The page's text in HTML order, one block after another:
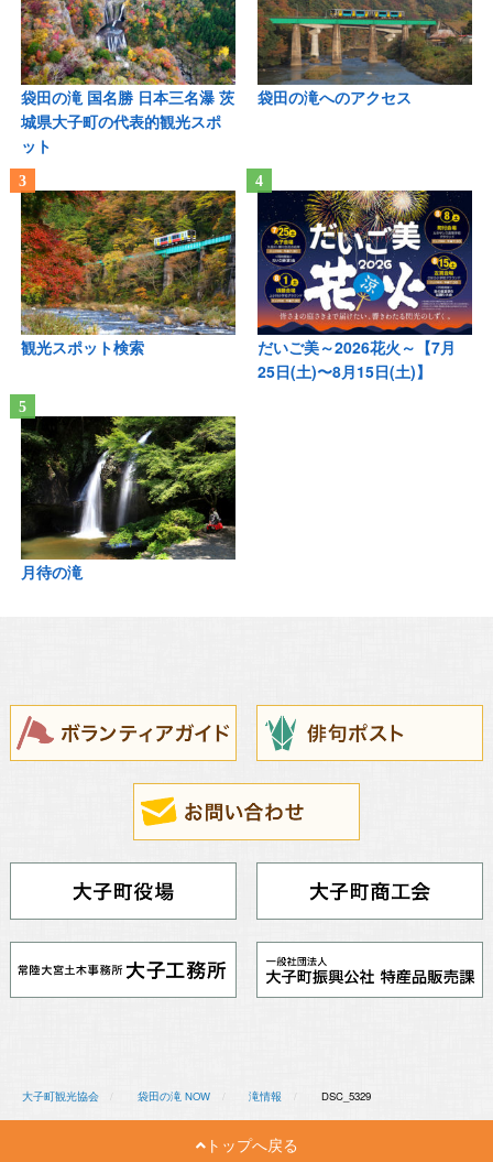
袋田の滝 国名勝 日本三名瀑 茨
城県大子町の代表的観光スポ
ット
袋田の滝へのアクセス
観光スポット検索
だいご美～2026花火～【7月
25日(土)〜8月15日(土)】
月待の滝
大子町観光協会 袋田の滝 NOW 滝情報 DSC_5329
トップへ戻る